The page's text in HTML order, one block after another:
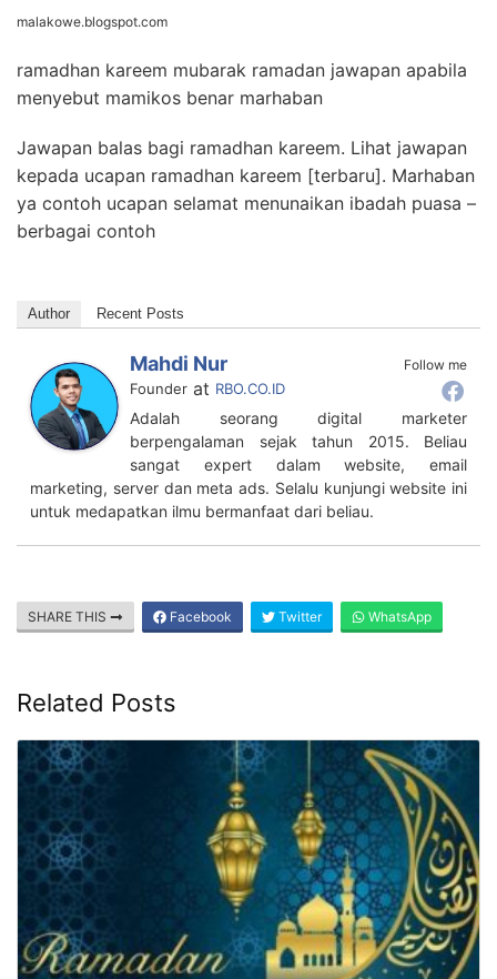
malakowe.blogspot.com
ramadhan kareem mubarak ramadan jawapan apabila
menyebut mamikos benar marhaban
Jawapan balas bagi ramadhan kareem. Lihat jawapan
kepada ucapan ramadhan kareem [terbaru]. Marhaban
ya contoh ucapan selamat menunaikan ibadah puasa –
berbagai contoh
Author Recent Posts
Follow me
Mahdi Nur
Founder at RBO.CO.ID
Adalah seorang digital marketer
berpengalaman sejak tahun 2015. Beliau
sangat expert dalam website, email
marketing, server dan meta ads. Selalu kunjungi website ini
untuk medapatkan ilmu bermanfaat dari beliau.
SHARE THIS Facebook Twitter WhatsApp
Related Posts